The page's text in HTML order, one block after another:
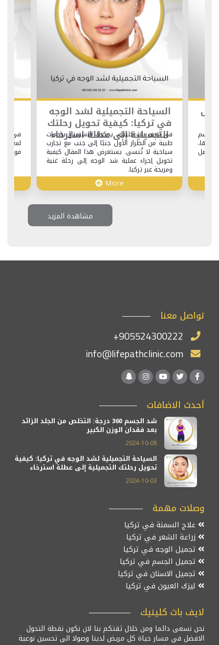
الجسم
لها،
أفضل
السياحة التجميلية لشد الوجه
في تركيا: كيفية تحويل رحلتك
التجميلية إلى عطلة استرخاء
في لايف باث كلينك، يمكنك الاستمتاع بخدمات
طبية من الطراز الأول جنبًا إلى جنب مع تجارب
سياحية لا تُنسى. يستعرض هذا المقال كيفية
تحويل إجراء عملية شد الوجه إلى رحلة غنية
ومريحة عبر تركيا.
More
في
مشاهدة المزيد
تواصل معنا
+905524300222
info@lifepathclinic.com
أحدث الاضافات
شد الجسم 360 درجة: التخلص من الجلد الزائد
بعد فقدان الوزن الكبير
2024-10-08
السياحة التجميلية لشد الوجه في تركيا: كيفية
تحويل رحلتك التجميلية إلى عطلة استرخاء
2024-10-03
وصلات مهمة
علاج السمنة في تركيا
زراعة الشعر في تركيا
تجميل الوجه في تركيا
تجميل الجسم في تركيا
تجميل الاسنان في تركيا
ليزك العيون في تركيا
لايف باث كلينيك
نحن نسعى دائما ومن خلال ثقتكم بنا لان نكون نقطة التحول
الافضل في مسار حياة كل مريض لدينا وصولا الى تحسين نوعية